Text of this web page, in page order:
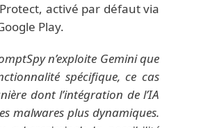
activé par défaut via
Play.
n’exploite Gemini que
spécifique, ce cas
dont l’intégration de l’IA
malwares plus dynamiques.